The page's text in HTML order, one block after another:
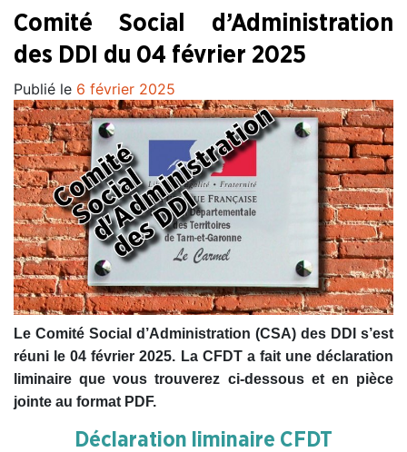
Comité Social d’Administration
des DDI du 04 février 2025
Publié le 6 février 2025
Le Comité Social d’Administration (CSA) des DDI s’est
réuni le 04 février 2025. La CFDT a fait une déclaration
liminaire que vous trouverez ci-dessous et en pièce
jointe au format PDF.
Déclaration liminaire CFDT